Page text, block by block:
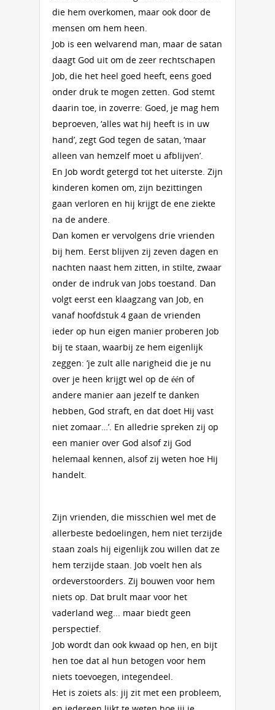
die hem overkomen, maar ook door de
mensen om hem heen.
Job is een welvarend man, maar de satan
daagt God uit om de zeer rechtschapen
Job, die het heel goed heeft, eens goed
onder druk te mogen zetten. God stemt
daarin toe, in zoverre: Goed, je mag hem
beproeven, ‘alles wat hij heeft is in uw
hand’, zegt God tegen de satan, ‘maar
alleen van hemzelf moet u afblijven’.
En Job wordt getergd tot het uiterste. Zijn
kinderen komen om, zijn bezittingen
gaan verloren en hij krijgt de ene ziekte
na de andere.
Dan komen er vervolgens drie vrienden
bij hem. Eerst blijven zij zeven dagen en
nachten naast hem zitten, in stilte, zwaar
onder de indruk van Jobs toestand. Dan
volgt eerst een klaagzang van Job, en
vanaf hoofdstuk 4 gaan de vrienden
ieder op hun eigen manier proberen Job
bij te staan, waarbij ze hem eigenlijk
zeggen: ‘je zult alle narigheid die je nu
over je heen krijgt wel op de één of
andere manier aan jezelf te danken
hebben, God straft, en dat doet Hij vast
niet zomaar…’. En alledrie spreken zij op
een manier over God alsof zij God
helemaal kennen, alsof zij weten hoe Hij
handelt.
Zijn vrienden, die misschien wel met de
allerbeste bedoelingen, hem niet terzijde
staan zoals hij eigenlijk zou willen dat ze
hem terzijde staan. Job voelt hen als
ordeverstoorders. Zij bouwen voor hem
niets op. Dat brult maar voor het
vaderland weg... maar biedt geen
perspectief.
Job wordt dan ook kwaad op hen, en bijt
hen toe dat al hun betogen voor hem
niets toevoegen, integendeel.
Het is zoiets als: jij zit met een probleem,